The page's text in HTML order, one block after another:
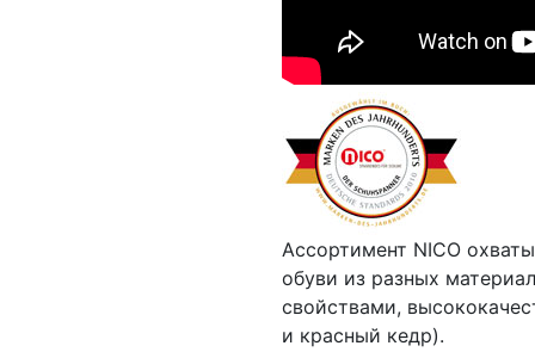
Ассортимент NICO
обуви из разных
свойствами,
и красный кедр).